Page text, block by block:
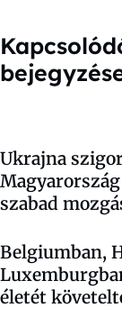
Ukrajna
szabad
Belgiumban,
életét